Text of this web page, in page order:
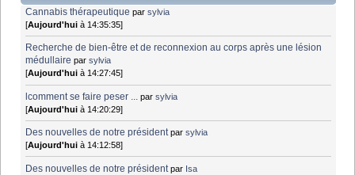
Cannabis thérapeutique parsylvia
[Aujourd'hui à 14:35:35]
Recherche de bien-être et de reconnexion au corps après une lésion
médullaire parsylvia
[Aujourd'hui à 14:27:45]
lcomment se faire peser ... parsylvia
[Aujourd'hui à 14:20:29]
Des nouvelles de notre président parsylvia
[Aujourd'hui à 14:12:58]
Des nouvelles de notre président par Isa